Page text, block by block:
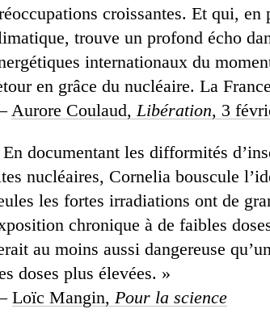
croissantes. Et qui, en
trouve un profond écho
internationaux du
en grâce du nucléaire. La
Aurore Coulaud, Libération, 3
documentant les difformités
nucléaires, Cornelia bouscule
les fortes irradiations ont de
chronique à de faibles
au moins aussi dangereuse
doses plus élevées. »
Loïc Mangin, Pour la science